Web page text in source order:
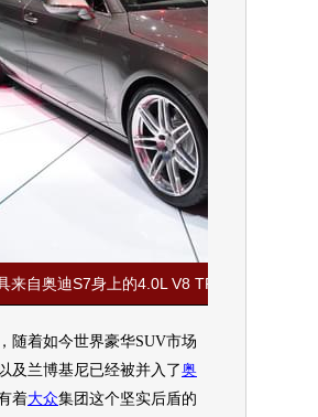
来自奥迪S7身上的4.0L V8 TFSI涡轮增压引擎]
着如今世界豪华SUV市场
及 兰博基尼已经被并入了奥
着大众集团这个坚实后盾的